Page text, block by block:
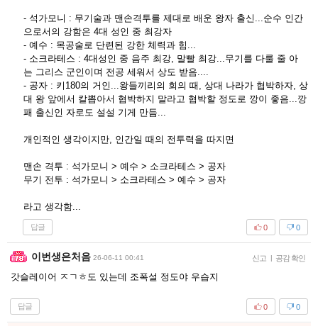
- 석가모니 : 무기술과 맨손격투를 제대로 배운 왕자 출신...순수 인간
으로서의 강함은 4대 성인 중 최강자
- 예수 : 목공술로 단련된 강한 체력과 힘...
- 소크라테스 : 4대성인 중 음주 최강, 말빨 최강...무기를 다룰 줄 아
는 그리스 군인이며 전공 세워서 상도 받음....
- 공자 : 키180의 거인...왕들끼리의 회의 때, 상대 나라가 협박하자, 상
대 왕 앞에서 칼뽑아서 협박하지 말라고 협박할 정도로 깡이 좋음...깡
패 출신인 자로도 설설 기게 만듬...
개인적인 생각이지만, 인간일 때의 전투력을 따지면
맨손 격투 : 석가모니 > 예수 > 소크라테스 > 공자
무기 전투 : 석가모니 > 소크라테스 > 예수 > 공자
라고 생각함...
답글 0
0
이번생은처음 26-06-11 00:41 신고 공감 확인
갓슬레이어 ㅈㄱㅎ도 있는데 조폭설 정도야 우습지
답글 0
0